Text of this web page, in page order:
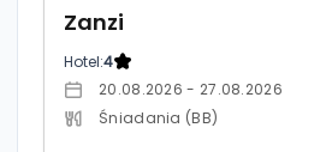
Zanzi
Hotel:4
20.08.2026 - 27.08.2026
Śniadania (BB)